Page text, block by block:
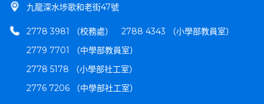
九龍深水埗歌和老街47號
2778 3981 （校務處）
2788 4343 （小學部教員室）
2779 7701 （中學部教員室）
2778 5178 （小學部社工室）
2776 7206 （中學部社工室）